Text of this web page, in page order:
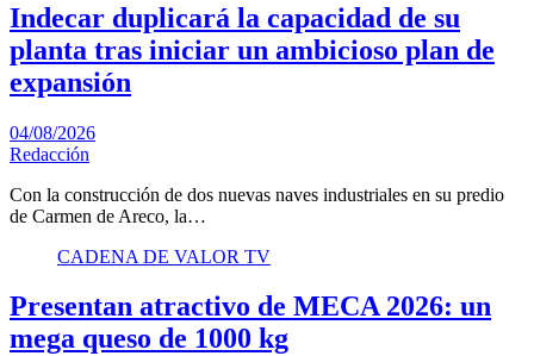
Indecar duplicará la capacidad de su
planta tras iniciar un ambicioso plan de
expansión
04/08/2026
Redacción
Con la construcción de dos nuevas naves industriales en su predio
de Carmen de Areco, la…
CADENA DE VALOR TV
Presentan atractivo de MECA 2026: un
mega queso de 1000 kg